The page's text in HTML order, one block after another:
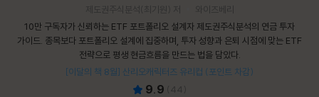
제도권주식분석(최기원) 저
와이즈베리
10만 구독자가 신뢰하는 ETF 포트폴리오 설계자 제도권주식분석의 연금 투자
가이드. 종목보다 포트폴리오 설계에 집중하며, 투자 성향과 은퇴 시점에 맞는 ETF
전략으로 평생 현금흐름을 만드는 법을 담았다.
[이달의 책 8월] 산리오캐릭터즈 유리컵 (포인트 차감)
9.9 44